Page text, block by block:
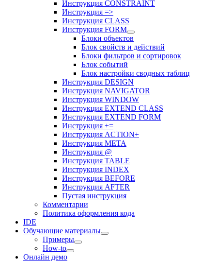
Инструкция CONSTRAINT
Инструкция =>
Инструкция CLASS
Инструкция FORM
Блоки объектов
Блок свойств и действий
Блоки фильтров и сортировок
Блок событий
Блок настройки сводных таблиц
Инструкция DESIGN
Инструкция NAVIGATOR
Инструкция WINDOW
Инструкция EXTEND CLASS
Инструкция EXTEND FORM
Инструкция +=
Инструкция ACTION+
Инструкция META
Инструкция @
Инструкция TABLE
Инструкция INDEX
Инструкция BEFORE
Инструкция AFTER
Пустая инструкция
Комментарии
Политика оформления кода
IDE
Обучающие материалы
Примеры
How-to
Онлайн демо